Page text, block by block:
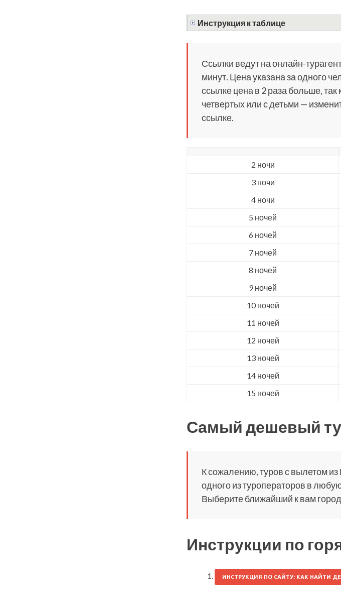
Инструкция к таблице
Ссылки ведут на онлайн-
минут. Цена указана за одного
ссылке цена в 2 раза больше, так
четвертых или с детьми —
ссылке.
2 ночи
3 ночи
4 ночи
5 ночей
6 ночей
7 ночей
8 ночей
9 ночей
10 ночей
11 ночей
12 ночей
13 ночей
14 ночей
15 ночей
Самый дешевый
К сожалению, туров с вылетом
одного из туроператоров в
Выберите ближайший к вам
Инструкции по
ИНСТРУКЦИЯ ПО САЙТУ: КАК НАЙТИ